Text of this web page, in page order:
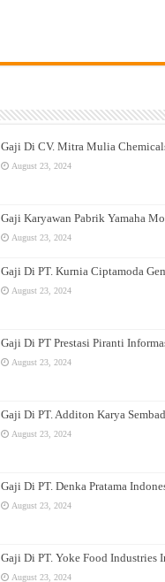
Gaji Di CV. Mitra Mulia
August 23, 2024
Gaji Karyawan Pabrik Yamaha
August 23, 2024
Gaji Di PT. Kurnia Ciptamoda
August 23, 2024
Gaji Di PT Prestasi Piranti
August 23, 2024
Gaji Di PT. Additon Karya
August 23, 2024
Gaji Di PT. Denka Pratama
August 23, 2024
Gaji Di PT. Yoke Food Industries
August 23, 2024